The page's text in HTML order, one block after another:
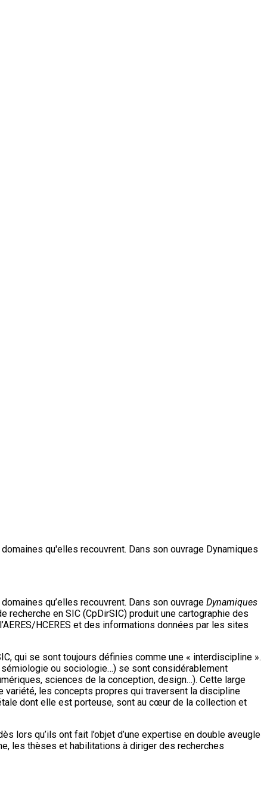
qu'elles recouvrent. Dans son ouvrage Dynamiques
qu’elles recouvrent. Dans son ouvrage Dynamiques
recherche en SIC (CpDirSIC) produit une cartographie des
HCERES et des informations données par les sites
qui se sont toujours définies comme une « interdiscipline ».
ou sociologie…) se sont considérablement
sciences de la conception, design…). Cette large
les concepts propres qui traversent la discipline
dont elle est porteuse, sont au cœur de la collection et
qu’ils ont fait l’objet d’une expertise en double aveugle
les thèses et habilitations à diriger des recherches